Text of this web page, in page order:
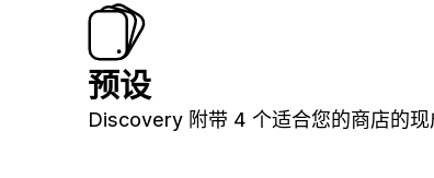
预设
Discovery 附带 4 个适合您的商店的现